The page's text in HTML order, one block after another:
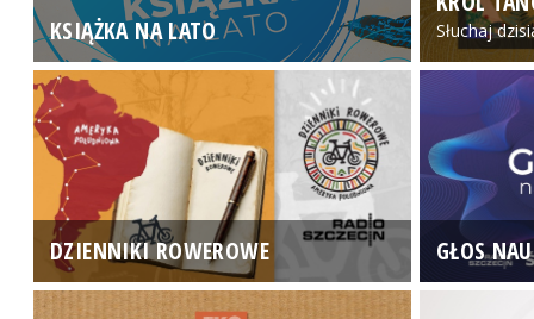
KSIĄŻKA NA LATO Słuchaj
DZIENNIKI ROWEROWE GŁOS